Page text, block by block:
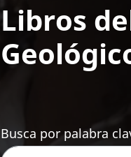
Libros
Busca por palabra